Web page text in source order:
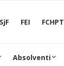
SjF FEI FCHPT
Absolventi